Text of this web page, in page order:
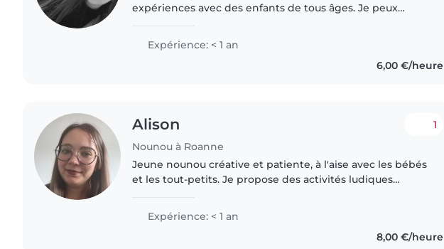
expériences avec des enfants de tous âges. Je peux
ménagères, les animaux et..
Expérience: < 1 an
6,00 €/heure
Alison
Nounou à Roanne
1
Jeune nounou créative et patiente, à l'aise avec les bébés
et les tout-petits. Je propose des activités ludiques
Expérience: < 1 an
8,00 €/heure